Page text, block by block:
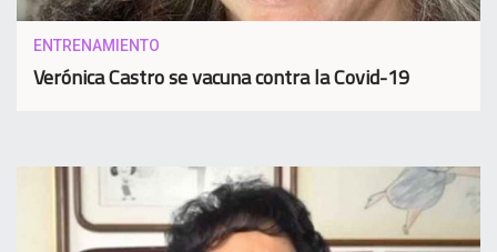
ENTRENAMIENTO
Verónica Castro se vacuna contra la Covid-19